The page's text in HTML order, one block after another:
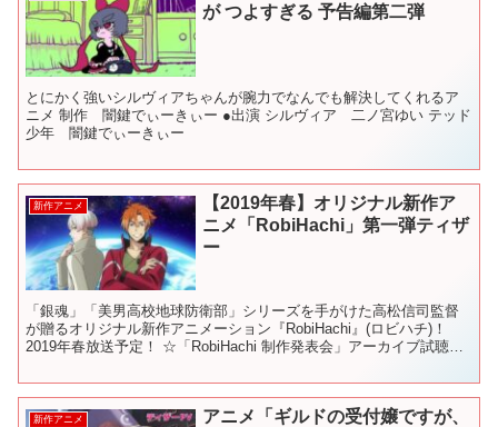
が つよすぎる 予告編第二弾
とにかく強いシルヴィアちゃんが腕力でなんでも解決してくれるア
ニメ 制作 闇鍵でぃーきぃー ●出演 シルヴィア 二ノ宮ゆい テッド
少年 闇鍵でぃーきぃー
新作アニメ
【2019年春】オリジナル新作ア
ニメ「RobiHachi」第一弾ティザ
ー
「銀魂」「美男高校地球防衛部」シリーズを手がけた高松信司監督
が贈るオリジナル新作アニメーション『RobiHachi』(ロビハチ)！
2019年春放送予定！ ☆「RobiHachi 制作発表会」アーカイブ試聴は
新作アニメ
アニメ「ギルドの受付嬢ですが、